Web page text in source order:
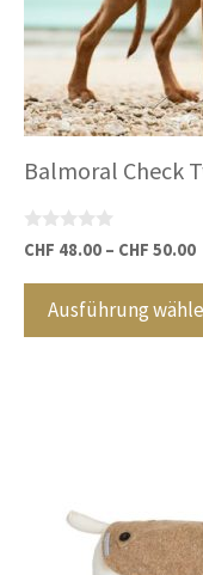
Balmoral Check
0
v
CHF 48.00 – CHF 50.00
Ausführung